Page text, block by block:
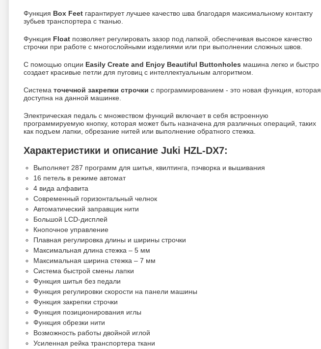
Функция Box Feet гарантирует лучшее качество шва благодаря максимальному контакту
зубьев транспортера с тканью.
Функция Float позволяет регулировать зазор под лапкой, обеспечивая высокое качество
строчки при работе с многослойными изделиями или при выполнении сложных швов.
С помощью опции Easily Create and Enjoy Beautiful Buttonholes машина легко и быстро
создает красивые петли для пуговиц с интеллектуальным алгоритмом.
Система точечной закрепки строчки с программированием - это новая функция, которая
доступна на данной машинке.
Электрическая педаль с множеством функций включает в себя встроенную
программируемую кнопку, которая может быть назначена для различных операций, таких
как подъем лапки, обрезание нитей или выполнение обратного стежка.
Характеристики и описание Juki HZL-DX7:
Выполняет 287 программ для шитья, квилтинга, пэчворка и вышивания
16 петель в режиме автомат
4 вида алфавита
Современный горизонтальный челнок
Автоматический заправщик нити
Большой LCD-дисплей
Кнопочное управление
Плавная регулировка длины и ширины строчки
Максимальная длина стежка – 5 мм
Максимальная ширина стежка – 7 мм
Система быстрой смены лапки
Функция шитья без педали
Функция регулировки скорости на панели машины
Функция закрепки строчки
Функция позиционирования иглы
Функция обрезки нити
Возможность работы двойной иглой
Усиленная рейка транспортера ткани